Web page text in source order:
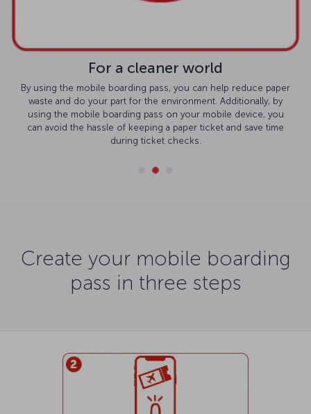
For a cleaner world
By using the mobile boarding pass, you can help reduce paper
waste and do your part for the environment. Additionally, by
using the mobile boarding pass on your mobile device, you
can avoid the hassle of keeping a paper ticket and save time
during ticket checks.
Create your mobile boarding
pass in three steps